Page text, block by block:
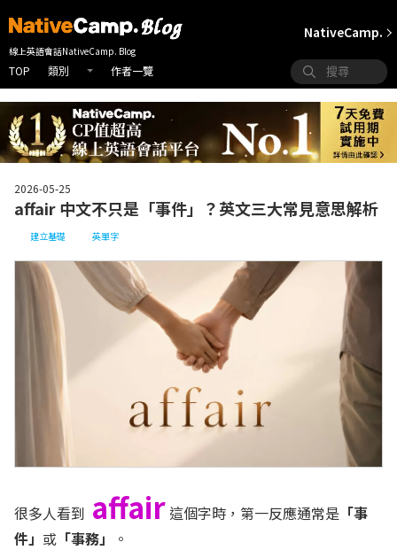
線上英語會話NativeCamp. Blog
TOP 類別 作者一覽
NativeCamp.
2026-05-25
affair 中文不只是「事件」？英文三大常見意思解析
建立基礎 英單字
很多人看到 affair 這個字時，第一反應通常是 「事
件」 或 「事務」
。